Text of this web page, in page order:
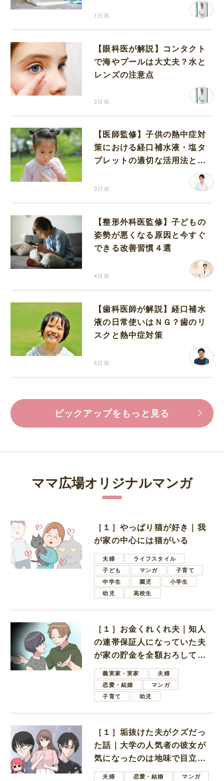
1日前
【眼科医が解説】コンタクト
で海やプールは大丈夫？水と
レンズの注意点
2日前
【医師監修】子供の熱中症対
策における経口補水液・塩タ
ブレットの適切な活用法と水
3日前
【整形外科医監修】子どもの
姿勢が悪くなる原因と今すぐ
できる改善習慣４選
4日前
【歯科医師が解説】経口補水
液の日常使いはＮＧ？歯のリ
スクと熱中症対策
6日前
ピックアップをもっと見る
ママ広場オリジナルマンガ
［１］やっぱり猫が好き｜我
が家の中心には猫がいる
夫婦
ライフスタイル
子ども
マンガ
子育て
中学生
園児
小学生
幼児
高校生
［１］お金くれくれ夫｜知人
の連帯保証人になっていた夫
が家の貯金を全額おろしてほ
しいと言ってきた
義実家・実家
夫婦
恋愛・結婚
マンガ
子育て
幼児
［１］垢抜けた夫がクズだっ
た話｜大学の人気者の彼女が
気になったのは地味で目立た
ない男子学生
夫婦 恋愛・結婚
マンガ